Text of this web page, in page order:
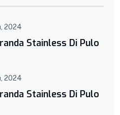
2024
Stainless Di Pulo
2024
Stainless Di Pulo